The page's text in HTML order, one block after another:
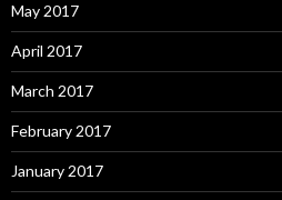
May 2017
April 2017
March 2017
February 2017
January 2017